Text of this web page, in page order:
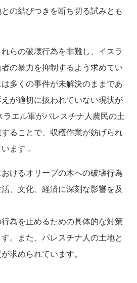
の結びつきを断ち切る試みとも
らの破壊行為を非難し、イスラ
の暴力を抑制するよう求めてい
多くの事件が未解決のままであ
が適切に扱われていない現状が
ラエル軍がパレスチナ人農民の土
ることで、収穫作業が妨げられ
ます 。
けるオリーブの木への破壊行為
、文化、経済に深刻な影響を及
為を止めるための具体的な対策
。
また、パレスチナ人の土地と
求められています。